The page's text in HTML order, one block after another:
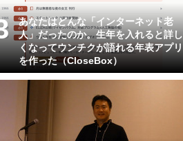
あなたはどんな「インターネット老
人」だったのか。生年を入れると詳し
くなってウンチクが語れる年表アプリ
を作った（CloseBox）